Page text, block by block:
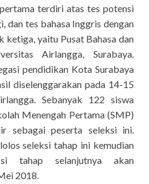
terdiri atas tes potensi
dan tes bahasa Inggris dengan
ketiga, yaitu Pusat Bahasa dan
Airlangga, Surabaya.
pendidikan Kota Surabaya
diselenggarakan pada 14-15
Sebanyak 122 siswa
Menengah Pertama (SMP)
sebagai peserta seleksi ini.
seleksi tahap ini kemudian
tahap selanjutnya akan
2018.